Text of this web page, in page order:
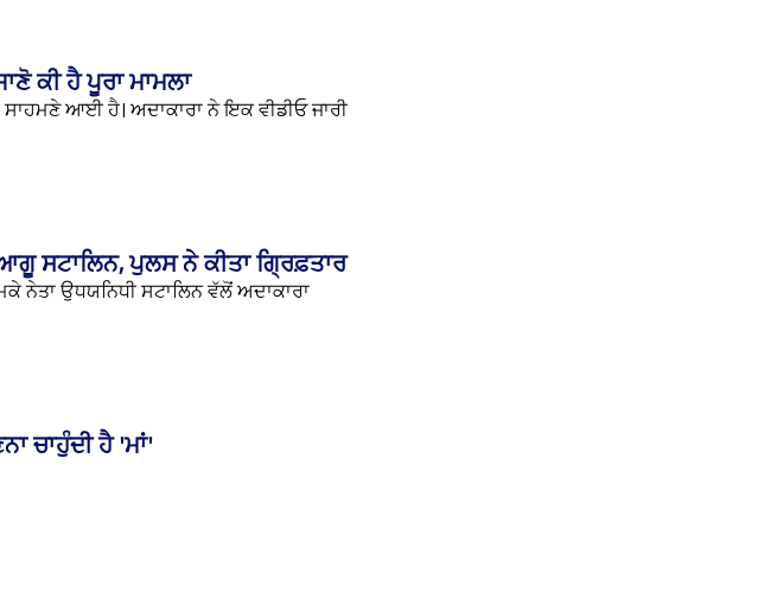
ਕੀ ਹੈ ਪੂਰਾ ਮਾਮਲਾ
ਆਈ ਹੈ। ਅਦਾਕਾਰਾ ਨੇ ਇਕ ਵੀਡੀਓ ਜਾਰੀ
ਸਟਾਲਿਨ, ਪੁਲਸ ਨੇ ਕੀਤਾ ਗ੍ਰਿਫ਼ਤਾਰ
ਨੇਤਾ ਉਧਯਨਿਧੀ ਸਟਾਲਿਨ ਵੱਲੋਂ ਅਦਾਕਾਰਾ
ਚਾਹੁੰਦੀ ਹੈ 'ਮਾਂ'